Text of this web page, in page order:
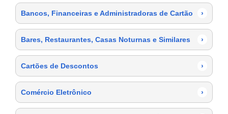
Bancos, Financeiras e Administradoras de Cartão ›
Bares, Restaurantes, Casas Noturnas e Similares ›
Cartões de Descontos ›
Comércio Eletrônico ›